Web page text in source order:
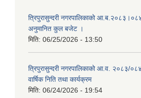
त्रिपुरासुन्दरी नगरपालिकाको
अनुमानित कुल बजेट ।
मिति: 06/25/2026 - 13:50
त्रिपुरासुन्दरी नगरपालिकाको आ.व. २०८३/
वार्षिक निति तथा कार्यक्रम
मिति: 06/24/2026 - 19:54